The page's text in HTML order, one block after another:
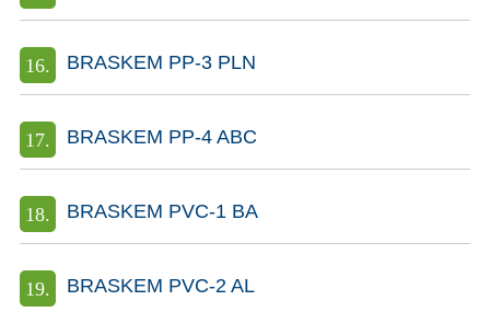
BRASKEM PP-3 PLN
BRASKEM PP-4 ABC
BRASKEM PVC-1 BA
BRASKEM PVC-2 AL